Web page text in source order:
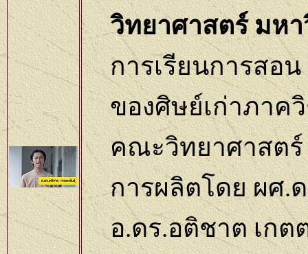
วิทยาศาสตร์ มห
การเรียนการสอ
ของศิษย์เก่าภาค
คณะวิทยาศาสตร์
การผลิตโดย ผศ.
อ.ดร.อติชาต เกต